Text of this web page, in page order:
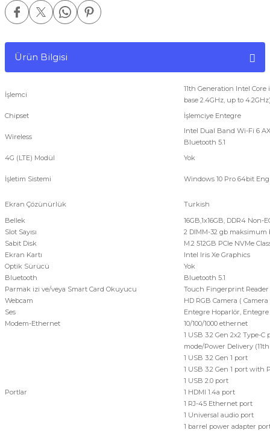
Ürün Bilgisi
İşlemci
11th Generation Intel Core
base 2.4GHz, up to
Chipset
İşlemciye Entegre
Wireless
Intel Dual Band Wi-Fi 6
Bluetooth 5.1
4G (LTE) Modül
Yok
İşletim Sistemi Windows 10 Pro 64bit
Ekran Çözünürlük
Turkish
Bellek
16GB,1x16GB, DDR4 Non-
Slot Sayısı
2 DIMM-32 gb maksimum
Sabit Disk
M.2 512GB PCIe NVMe
Ekran Kartı
Intel Iris Xe Graphics
Optik Sürücü
Yok
Bluetooth
Bluetooth 5.1
Parmak izi ve/veya Smart Card Okuyucu
Touch Fingerprint
Webcam
HD RGB Camera (
Ses
Entegre Hoparlör,
Modem-Ethernet
10/100/1000 ethernet
Portlar
1 USB 3.2 Gen 2x2 Type-
mode/Power Delivery
1 USB 3.2 Gen 1 port
1 USB 3.2 Gen 1 port with
1 USB 2.0 port
1 HDMI 1.4a port
1 RJ-45 Ethernet port
1 Universal audio port
1 barrel power adapter